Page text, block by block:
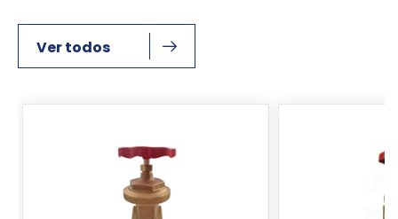
Ver todos